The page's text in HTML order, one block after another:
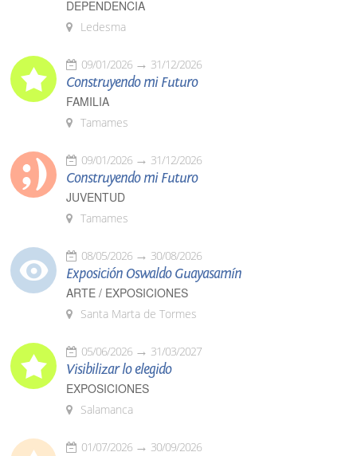
DEPENDENCIA
Ledesma
09/01/2026 31/12/2026
Construyendo mi Futuro
FAMILIA
Tamames
09/01/2026 31/12/2026
Construyendo mi Futuro
JUVENTUD
Tamames
08/05/2026 30/08/2026
Exposición Oswaldo Guayasamín
ARTE / EXPOSICIONES
Santa Marta de Tormes
05/06/2026 31/03/2027
Visibilizar lo elegido
EXPOSICIONES
Salamanca
01/07/2026 30/09/2026